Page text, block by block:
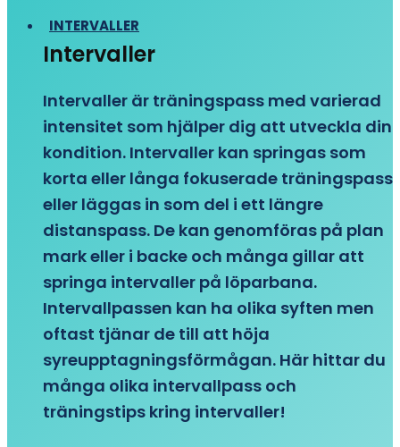
INTERVALLER
Intervaller
Intervaller är träningspass med varierad
intensitet som hjälper dig att utveckla din
kondition. Intervaller kan springas som
korta eller långa fokuserade träningspass
eller läggas in som del i ett längre
distanspass. De kan genomföras på plan
mark eller i backe och många gillar att
springa intervaller på löparbana.
Intervallpassen kan ha olika syften men
oftast tjänar de till att höja
syreupptagningsförmågan. Här hittar du
många olika intervallpass och
träningstips kring intervaller!